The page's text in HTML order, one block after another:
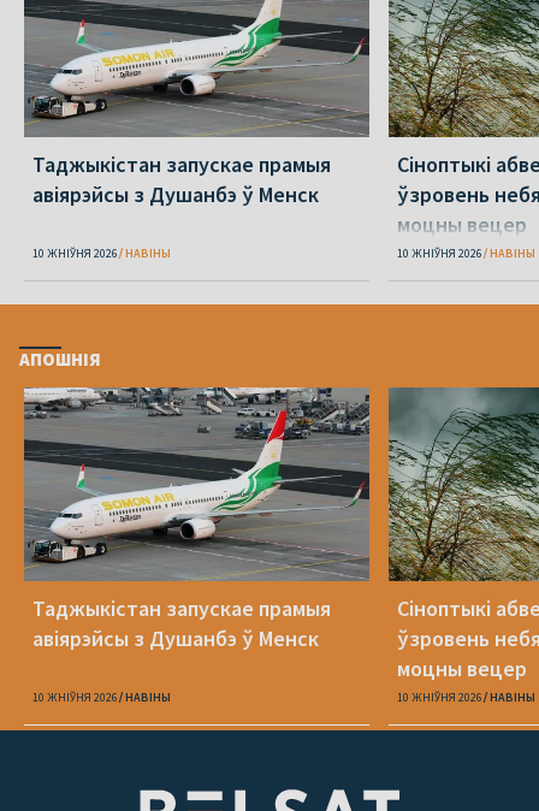
Таджыкістан запускае прамыя
авіярэйсы з Душанбэ ў Менск
10 ЖНІЎНЯ 2026 НАВІНЫ
Сіноптыкі
ўзровень
моцны вецер
10 ЖНІЎНЯ 2026 НАВІНЫ
АПОШНІЯ
Таджыкістан запускае прамыя
авіярэйсы з Душанбэ ў Менск
10 ЖНІЎНЯ 2026 НАВІНЫ
Сіноптыкі
ўзровень
моцны вецер
10 ЖНІЎНЯ 2026 НАВІНЫ